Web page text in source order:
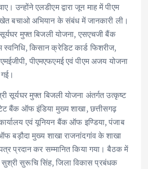
उन्होंने एलडीएम द्वारा जून माह में पीएम
खेत बचाओ अभियान के संबंध में जानकारी ली।
मुफ्त बिजली योजना, एसएचजी बैंक
किसान क्रेडिट कार्ड फिशरीज,
पीएमएफएमई एवं पीएम अजय योजना
सूर्यघर मुफ्त बिजली योजना अंतर्गत उत्कृष्ट
बैंक ऑफ इंडिया मुख्य शाखा, छत्तीसगढ़
एवं यूनियन बैंक ऑफ इण्डिया, पंजाब
मुख्य शाखा राजनांदगांव के शाखा
प्रदान कर सम्मानित किया गया। बैठक में
सुरूचि सिंह, जिला विकास प्रबंधक